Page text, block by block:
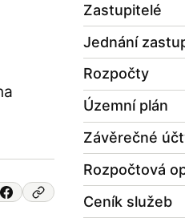
Zastupitelé
Jednání
Rozpočty
Územní plán
Závěrečné
Rozpočtová
Ceník služeb